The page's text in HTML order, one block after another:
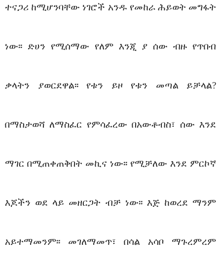
ተናጋሪ ከሚሆንባቸው ነገሮች አንዱ የመከራ ሕይወት መግፋት
ነው፡፡ ድሀን የሚሰማው የለም እንጂ ያ ሰው ብዙ የጥበብ
ቃላትን ያወርደዋል፡፡ የቱን ይዞ የቱን መጣል ይቻላል?
በማስታወሻ ለማስፈር የምሳፈረው በአውቶብስ፣ ሰው እንደ
ማገር በሚጠቀጠቅበት መኪና ነው፡፡ የሚቻለው እንደ ምርኮኛ
እጆችን ወደ ላይ መዘርጋት ብቻ ነው፡፡ እጅ ከወረደ ማንም
አይተማመንም፡፡ መገለማመጥ፣ በሳል አሳቦ ማጉረምረም